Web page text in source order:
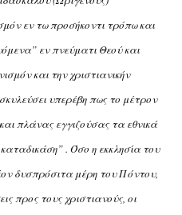
εν τω προσήκοντι τρόπω και
εν πνεύματι Θεού και
και την χριστιανικήν
υπερέβη πως το μέτρον
πλάνας εγγιζούσας τα εθνικά
. Όσο η εκκλησία του
δυσπρόσιτα μέρη του Πόντου,
προς τους χριστιανούς, οι